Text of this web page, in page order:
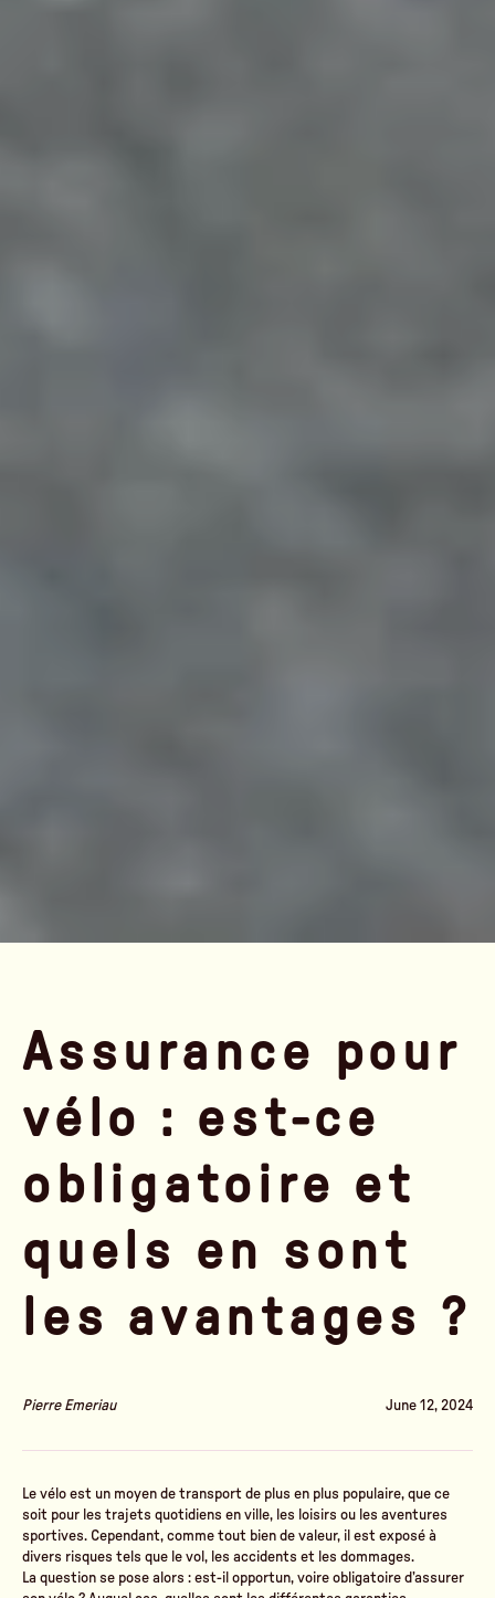
Assurance pour
vélo : est-ce
obligatoire et
quels en sont
les avantages ?
Pierre Emeriau June 12, 2024
Le vélo est un moyen de transport de plus en plus populaire, que ce
soit pour les trajets quotidiens en ville, les loisirs ou les aventures
sportives. Cependant, comme tout bien de valeur, il est exposé à
divers risques tels que le vol, les accidents et les dommages.
La question se pose alors : est-il opportun, voire obligatoire d’assurer